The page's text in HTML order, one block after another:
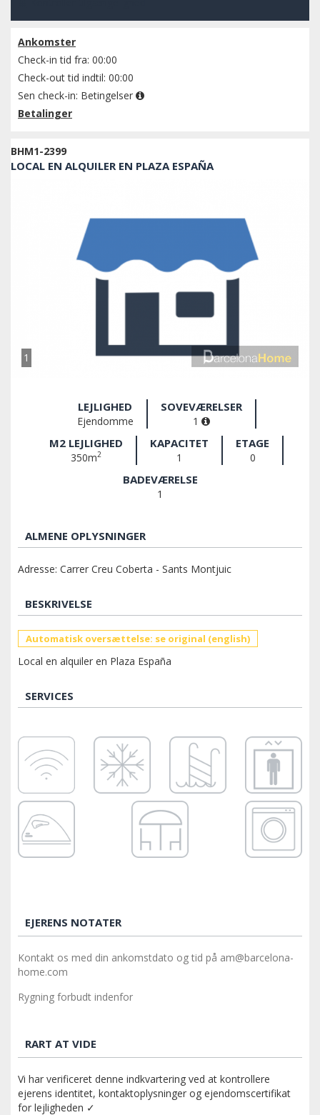
Ankomster
Check-in tid fra: 00:00
Check-out tid indtil: 00:00
Sen check-in: Betingelser
Betalinger
BHM1-2399
LOCAL EN ALQUILER EN PLAZA ESPAÑA
1
LEJLIGHED
Ejendomme
SOVEVÆRELSER
1
M2 LEJLIGHED
350m2
KAPACITET
1
ETAGE
0
BADEVÆRELSE
1
ALMENE OPLYSNINGER
Adresse: Carrer Creu Coberta - Sants Montjuic
BESKRIVELSE
Automatisk oversættelse: se original (english)
Local en alquiler en Plaza España
SERVICES
EJERENS NOTATER
Kontakt os med din ankomstdato og tid på am@barcelona-
home.com
Rygning forbudt indenfor
RART AT VIDE
Vi har verificeret denne indkvartering ved at kontrollere
ejerens identitet, kontaktoplysninger og ejendomscertifikat
for lejligheden ✓